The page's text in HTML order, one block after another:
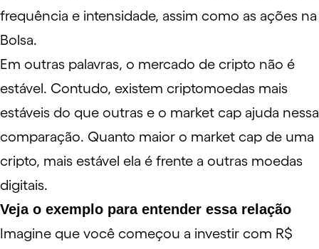
frequência e intensidade, assim como as ações na
Bolsa.
Em outras palavras, o mercado de cripto não é
estável. Contudo, existem criptomoedas mais
estáveis do que outras e o market cap ajuda nessa
comparação. Quanto maior o market cap de uma
cripto, mais estável ela é frente a outras moedas
digitais.
Veja o exemplo para entender essa relação
Imagine que você começou a investir com R$